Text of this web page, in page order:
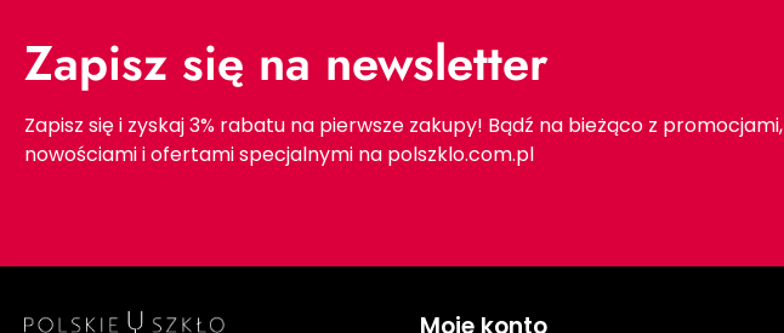
Zapisz się na newsletter
Zapisz się i zyskaj 3% rabatu na pierwsze zakupy! Bądź na bieżąco z promocjami,
nowościami i ofertami specjalnymi na polszklo.com.pl